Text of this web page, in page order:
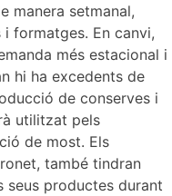
manera setmanal,
formatges. En canvi,
més estacional i
hi ha excedents de
de conserves i
utilitzat pels
de most. Els
també tindran
seus productes durant